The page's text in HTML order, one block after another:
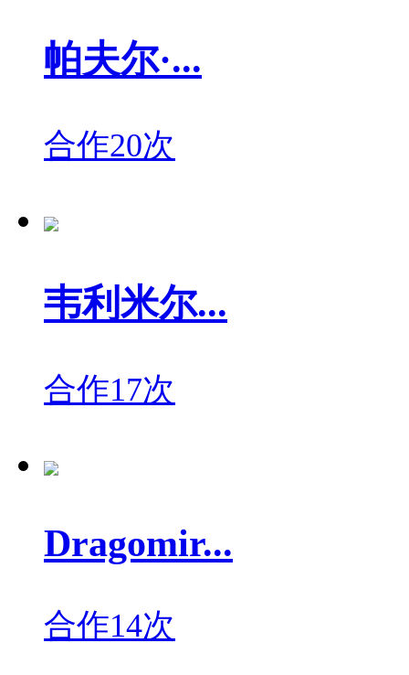
帕夫尔·...
合作20次
韦利米尔...
合作17次
Dragomir...
合作14次